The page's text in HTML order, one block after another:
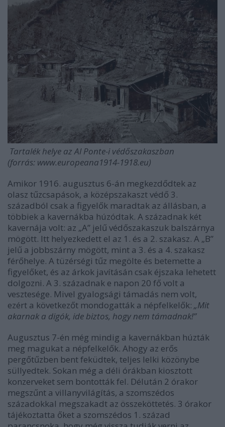
Tartalék helye az Al Ponte-i védőszakaszban
(forrás: www.europeana1914-1918.eu)
Amikor 1916. augusztus 6-án megkezdődtek az
olasz tűzcsapások, a középszakaszt védő 3.
századból csak a figyelők maradtak az állásban, a
többiek a kavernákba húzódtak. A századnak két
kavernája volt: az „A” jelű védőszakaszuk balszárnya
mögött. Itt helyezkedett el az 1. és a 2. szakasz. A „B”
jelű a jobbszárny mögött, mint a 3. és a 4. szakasz
férőhelye. A tüzérségi tűz megölte és betemette a
figyelőket, és az árkok javításán csak éjszaka lehetett
dolgozni. A 3. századnak e napon 20 fő volt a
vesztesége. Mivel gyalogsági támadás nem volt,
ezért a következőt mondogatták a népfelkelők: „Mit
akarnak a digók, ide biztos, hogy nem támadnak!”
Augusztus 7-én még mindig a kavernákban húzták
meg magukat a népfelkelők. Ahogy az erős
pergőtűzben bent feküdtek, teljes lelki közönybe
süllyedtek. Sokan még a déli órákban kiosztott
konzerveket sem bontották fel. Délután 2 órakor
megszűnt a villanyvilágítás, a szomszédos
századokkal megszakadt az összeköttetés. 3 órakor
tájékoztatta őket a szomszédos 1. század